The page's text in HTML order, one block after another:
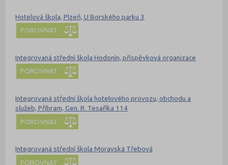
Hotelová škola, Plzeň, U Borského parku 3
POROVNAT
Integrovaná střední škola Hodonín, příspěvková organizace
POROVNAT
Integrovaná střední škola hotelového provozu, obchodu a
služeb, Příbram, Gen. R. Tesaříka 114
POROVNAT
Integrovaná střední škola Moravská Třebová
POROVNAT